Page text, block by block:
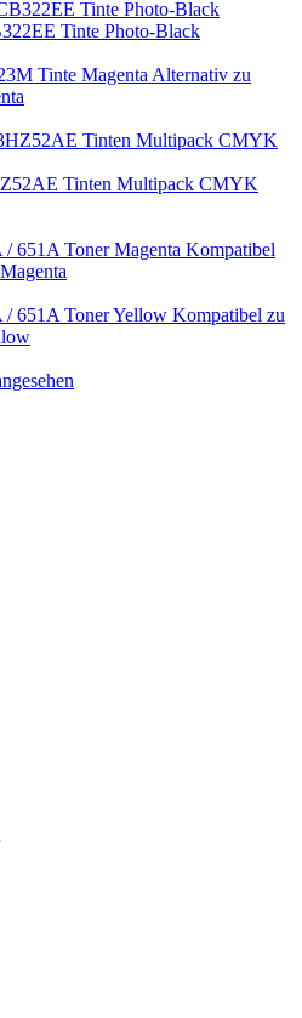
Tinte Photo-Black
Alternativ zu
Tinten Multipack CMYK
Kompatibel
Kompatibel zu